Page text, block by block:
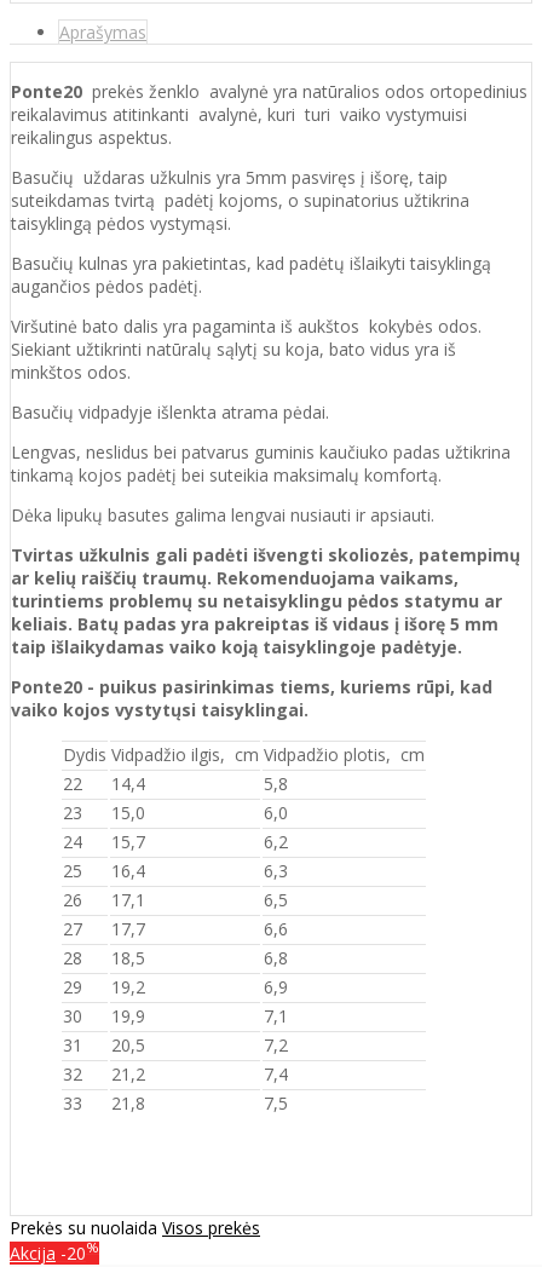
Aprašymas
Ponte20 prekės ženklo avalynė yra natūralios odos ortopedinius
reikalavimus atitinkanti avalynė, kuri turi vaiko vystymuisi
reikalingus aspektus.
Basučių uždaras užkulnis yra 5mm pasviręs į išorę, taip
suteikdamas tvirtą padėtį kojoms, o supinatorius užtikrina
taisyklingą pėdos vystymąsi.
Basučių kulnas yra pakietintas, kad padėtų išlaikyti taisyklingą
augančios pėdos padėtį.
Viršutinė bato dalis yra pagaminta iš aukštos kokybės odos.
Siekiant užtikrinti natūralų sąlytį su koja, bato vidus yra iš
minkštos odos.
Basučių vidpadyje išlenkta atrama pėdai.
Lengvas, neslidus bei patvarus guminis kaučiuko padas užtikrina
tinkamą kojos padėtį bei suteikia maksimalų komfortą.
Dėka lipukų basutes galima lengvai nusiauti ir apsiauti.
Tvirtas užkulnis gali padėti išvengti skoliozės, patempimų
ar kelių raiščių traumų. Rekomenduojama vaikams,
turintiems problemų su netaisyklingu pėdos statymu ar
keliais. Batų padas yra pakreiptas iš vidaus į išorę 5 mm
taip išlaikydamas vaiko koją taisyklingoje padėtyje.
Ponte20 - puikus pasirinkimas tiems, kuriems rūpi, kad
vaiko kojos vystytųsi taisyklingai.
Dydis Vidpadžio ilgis, cm Vidpadžio plotis, cm
22
14,4
5,8
23
15,0
6,0
24
15,7
6,2
25
16,4
6,3
26
17,1
6,5
27
17,7
6,6
28
18,5
6,8
29
19,2
6,9
30
19,9
7,1
31
20,5
7,2
32
21,2
7,4
33
21,8 7,5
Prekės su nuolaida Visos prekės
Akcija -20%